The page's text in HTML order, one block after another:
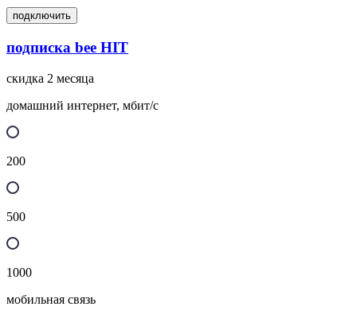
подключить
подписка bee HIT
скидка 2 месяца
домашний интернет, мбит/с
200
500
1000
мобильная связь